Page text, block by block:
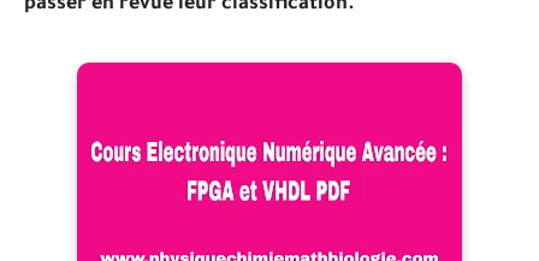
passer en revue leur classification.